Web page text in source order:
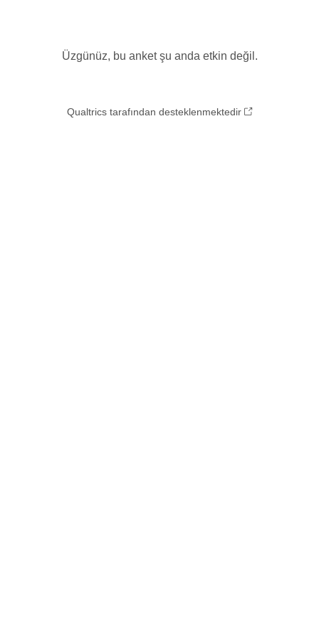
Üzgünüz, bu anket şu anda etkin değil.
Qualtrics tarafından desteklenmektedir